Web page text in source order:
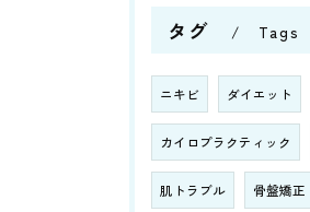
タグ Tags
ニキビ ダイエット
カイロプラクティック
肌トラブル 骨盤矯正